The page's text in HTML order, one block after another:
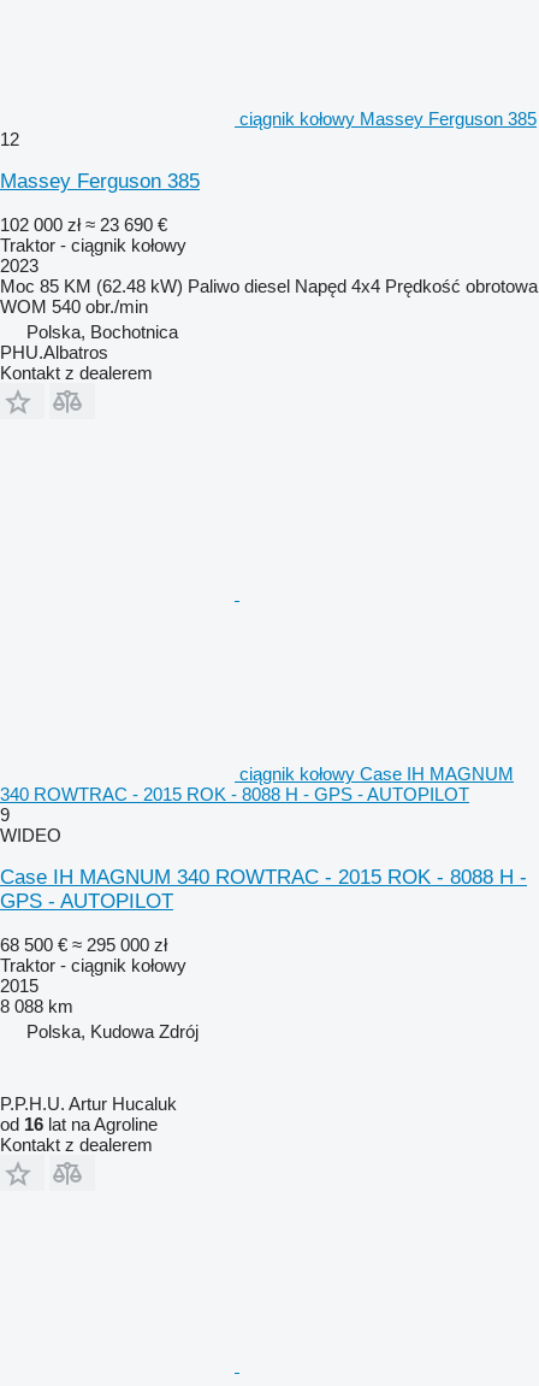
ciągnik kołowy Massey Ferguson 385
12
Massey Ferguson 385
102 000 zł ≈ 23 690 €
Traktor - ciągnik kołowy
2023
Moc 85 KM (62.48 kW) Paliwo diesel Napęd 4x4 Prędkość obrotowa
WOM 540 obr./min
Polska, Bochotnica
PHU.Albatros
Kontakt z dealerem
ciągnik kołowy Case IH MAGNUM
340 ROWTRAC - 2015 ROK - 8088 H - GPS - AUTOPILOT
9
WIDEO
Case IH MAGNUM 340 ROWTRAC - 2015 ROK - 8088 H -
GPS - AUTOPILOT
68 500 € ≈ 295 000 zł
Traktor - ciągnik kołowy
2015
8 088 km
Polska, Kudowa Zdrój
P.P.H.U. Artur Hucaluk
od 16 lat na Agroline
Kontakt z dealerem